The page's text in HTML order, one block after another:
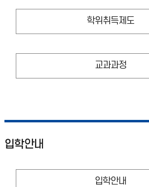
학위취득제도
교과과정
입학안내
입학안내